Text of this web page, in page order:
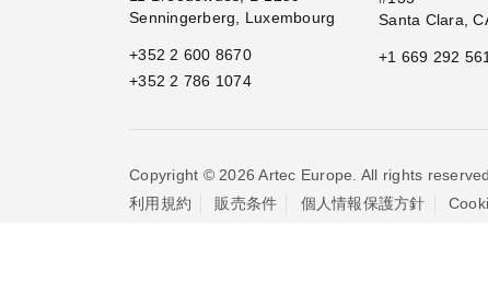
Senningerberg, Luxembourg
+352 2 600 8670
+352 2 786 1074
Santa Clara,
+1 669 292
Copyright © 2026 Artec Europe. All rights reserved.
利用規約
販売条件 個人情報保護方針